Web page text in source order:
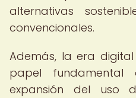
alternativas
convencionales.
Además, la era
papel
expansión del uso